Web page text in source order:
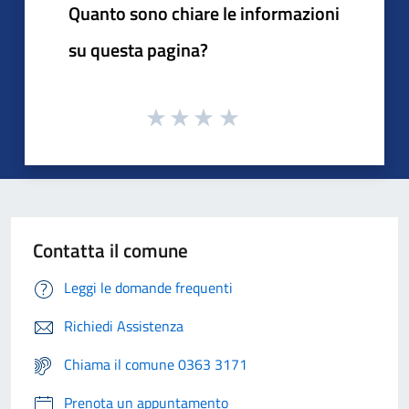
Quanto sono chiare le informazioni
su questa pagina?
Contatta il comune
Leggi le domande frequenti
Richiedi Assistenza
Chiama il comune 0363 3171
Prenota un appuntamento